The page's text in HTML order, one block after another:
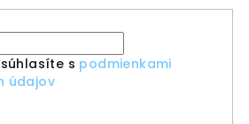
s podmienkami
údajov